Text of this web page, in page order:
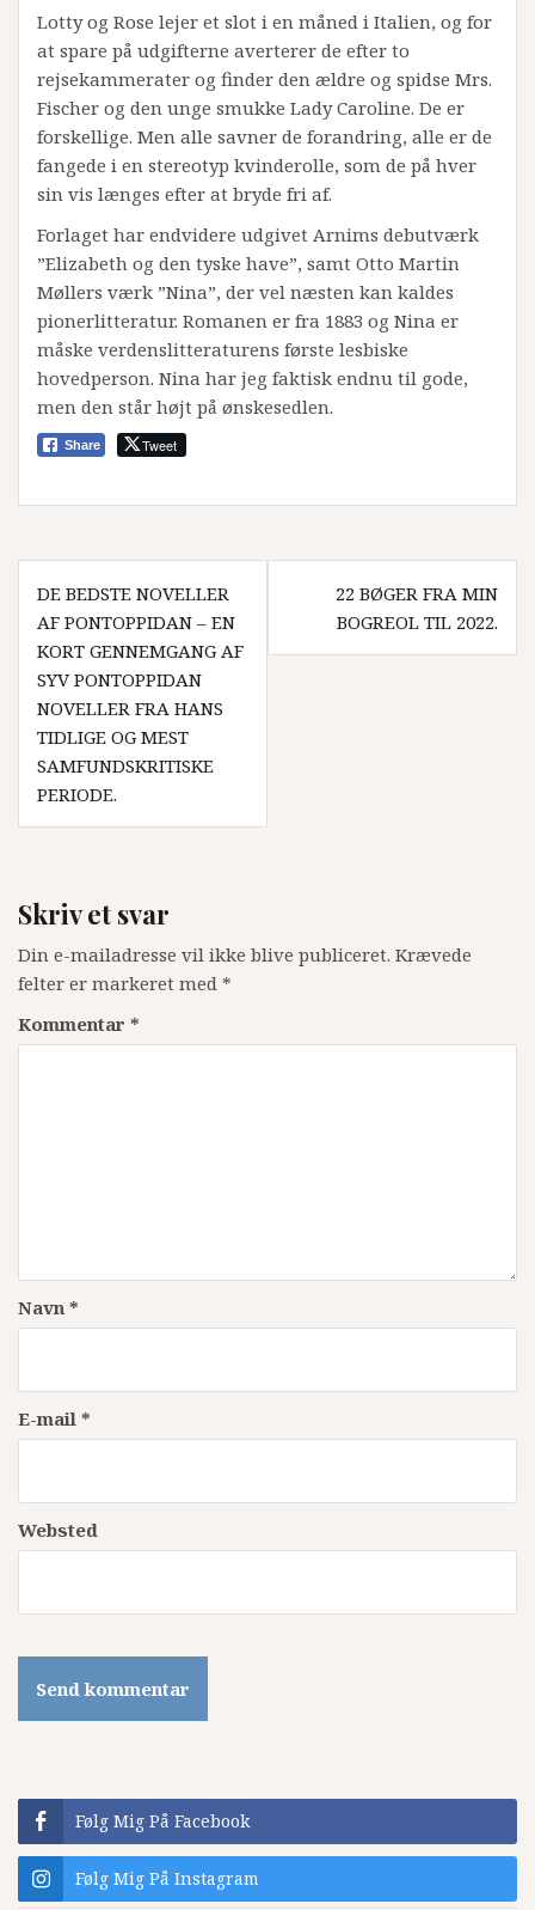
Lotty og Rose lejer et slot i en måned i Italien, og for
at spare på udgifterne averterer de efter to
rejsekammerater og finder den ældre og spidse Mrs.
Fischer og den unge smukke Lady Caroline. De er
forskellige. Men alle savner de forandring, alle er de
fangede i en stereotyp kvinderolle, som de på hver
sin vis længes efter at bryde fri af.
Forlaget har endvidere udgivet Arnims debutværk
”Elizabeth og den tyske have”, samt Otto Martin
Møllers værk ”Nina”, der vel næsten kan kaldes
pionerlitteratur. Romanen er fra 1883 og Nina er
måske verdenslitteraturens første lesbiske
hovedperson. Nina har jeg faktisk endnu til gode,
men den står højt på ønskesedlen.
Share Tweet
Indlægsnavigation
DE BEDSTE NOVELLER
AF PONTOPPIDAN – EN
KORT GENNEMGANG AF
SYV PONTOPPIDAN
NOVELLER FRA HANS
TIDLIGE OG MEST
SAMFUNDSKRITISKE
PERIODE.
22 BØGER FRA MIN
BOGREOL TIL 2022.
Skriv et svar
Din e-mailadresse vil ikke blive publiceret. Krævede
felter er markeret med *
Kommentar *
Navn *
E-mail *
Websted
Følg Mig På Facebook
Følg Mig På Instagram